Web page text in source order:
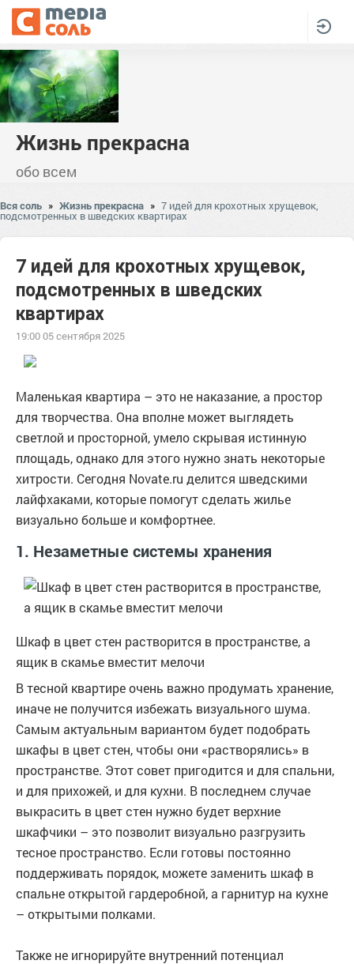
Жизнь прекрасна
обо всем
Вся соль » Жизнь прекрасна » 7 идей для крохотных хрущевок,
подсмотренных в шведских квартирах
7 идей для крохотных хрущевок,
подсмотренных в шведских
квартирах
19:00 05 сентября 2025
Маленькая квартира – это не наказание, а простор
для творчества. Она вполне может выглядеть
светлой и просторной, умело скрывая истинную
площадь, однако для этого нужно знать некоторые
хитрости. Сегодня Novate.ru делится шведскими
лайфхаками, которые помогут сделать жилье
визуально больше и комфортнее.
1. Незаметные системы хранения
Шкаф в цвет стен растворится в пространстве, а
ящик в скамье вместит мелочи
В тесной квартире очень важно продумать хранение,
иначе не получится избежать визуального шума.
Самым актуальным вариантом будет подобрать
шкафы в цвет стен, чтобы они «растворялись» в
пространстве. Этот совет пригодится и для спальни,
и для прихожей, и для кухни. В последнем случае
выкрасить в цвет стен нужно будет верхние
шкафчики – это позволит визуально разгрузить
тесное пространство. Если готовы постоянно
поддерживать порядок, можете заменить шкаф в
спальне открытой гардеробной, а гарнитур на кухне
– открытыми полками.
Также не игнорируйте внутренний потенциал